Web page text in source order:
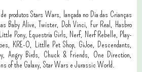
produtos Stars Wars, lançada no Dia das Crianças
Baby Alive, Twister, Doh Vinci, Fur Real, Hasbro
Pony, Equestria Girls, Nerf, Nerf Rebelle, Play-
KRE-O, Littlle Pet Shop, GiJoe, Descendants,
Angry Birds, Chuck & Friends, One Direction,
of the Galaxy, Star Wars e Jurassic World.